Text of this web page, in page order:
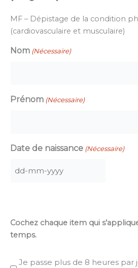
MF – Dépistage de la condition
(cardiovasculaire et musculaire)
Nom (Nécessaire)
Prénom (Nécessaire)
Date de naissance (Nécessaire)
DD
YYYY
Cochez chaque item qui
temps.
Je passe plus de 8 heures par